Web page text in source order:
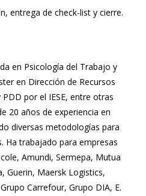
entrega de check-list y cierre.
en Psicología del Trabajo y
en Dirección de Recursos
por el IESE, entre otras
20 años de experiencia en
diversas metodologías para
Ha trabajado para empresas
Amundi, Sermepa, Mutua
Guerin, Maersk Logistics,
Carrefour, Grupo DIA, E.